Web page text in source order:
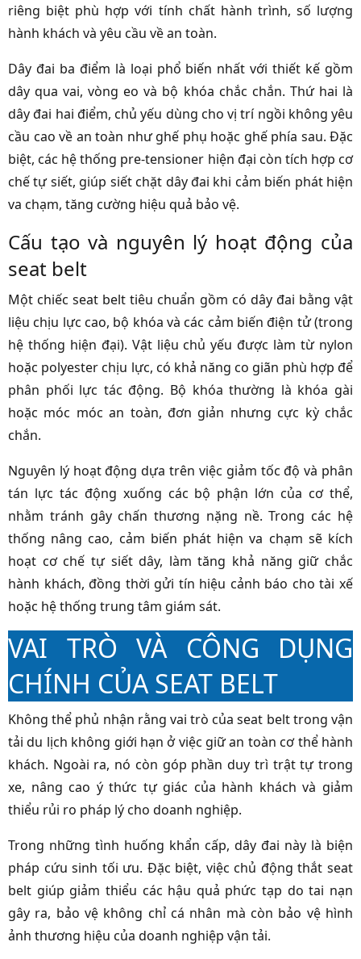
riêng biệt phù hợp với tính chất hành trình, số lượng
hành khách và yêu cầu về an toàn.
Dây đai ba điểm là loại phổ biến nhất với thiết kế gồm
dây qua vai, vòng eo và bộ khóa chắc chắn. Thứ hai là
dây đai hai điểm, chủ yếu dùng cho vị trí ngồi không yêu
cầu cao về an toàn như ghế phụ hoặc ghế phía sau. Đặc
biệt, các hệ thống pre-tensioner hiện đại còn tích hợp cơ
chế tự siết, giúp siết chặt dây đai khi cảm biến phát hiện
va chạm, tăng cường hiệu quả bảo vệ.
Cấu tạo và nguyên lý hoạt động của
seat belt
Một chiếc seat belt tiêu chuẩn gồm có dây đai bằng vật
liệu chịu lực cao, bộ khóa và các cảm biến điện tử (trong
hệ thống hiện đại). Vật liệu chủ yếu được làm từ nylon
hoặc polyester chịu lực, có khả năng co giãn phù hợp để
phân phối lực tác động. Bộ khóa thường là khóa gài
hoặc móc móc an toàn, đơn giản nhưng cực kỳ chắc
chắn.
Nguyên lý hoạt động dựa trên việc giảm tốc độ và phân
tán lực tác động xuống các bộ phận lớn của cơ thể,
nhằm tránh gây chấn thương nặng nề. Trong các hệ
thống nâng cao, cảm biến phát hiện va chạm sẽ kích
hoạt cơ chế tự siết dây, làm tăng khả năng giữ chắc
hành khách, đồng thời gửi tín hiệu cảnh báo cho tài xế
hoặc hệ thống trung tâm giám sát.
VAI TRÒ VÀ CÔNG DỤNG
CHÍNH CỦA SEAT BELT
Không thể phủ nhận rằng vai trò của seat belt trong vận
tải du lịch không giới hạn ở việc giữ an toàn cơ thể hành
khách. Ngoài ra, nó còn góp phần duy trì trật tự trong
xe, nâng cao ý thức tự giác của hành khách và giảm
thiểu rủi ro pháp lý cho doanh nghiệp.
Trong những tình huống khẩn cấp, dây đai này là biện
pháp cứu sinh tối ưu. Đặc biệt, việc chủ động thắt seat
belt giúp giảm thiểu các hậu quả phức tạp do tai nạn
gây ra, bảo vệ không chỉ cá nhân mà còn bảo vệ hình
ảnh thương hiệu của doanh nghiệp vận tải.